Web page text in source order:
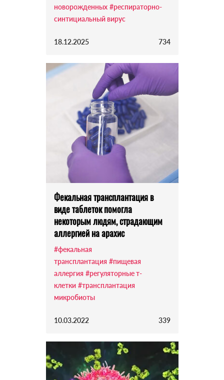
новорожденных #респираторно-
синтициальный вирус
18.12.2025 734
Фекальная трансплантация в
виде таблеток помогла
некоторым людям, страдающим
аллергией на арахис
#фекальная
трансплантация #пищевая
аллергия #регуляторные т-
клетки #трансплантация
микробиоты
10.03.2022 339